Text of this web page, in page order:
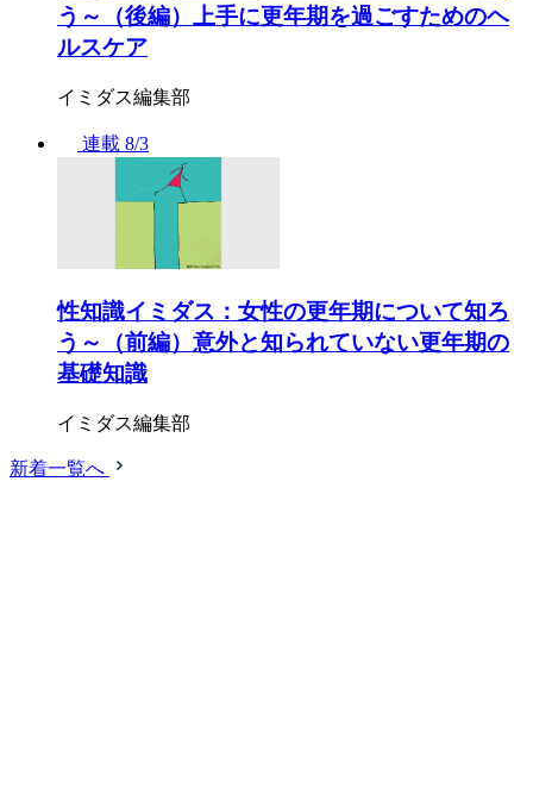
う～（後編）上手に更年期を過ごすためのヘ
ルスケア
イミダス編集部
連載 8/3
性知識イミダス：女性の更年期について知ろ
う～（前編）意外と知られていない更年期の
基礎知識
イミダス編集部
新着一覧へ